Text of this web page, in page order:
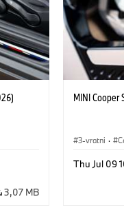
3,07 MB
MINI
3-vratni ·
Thu Jul 09